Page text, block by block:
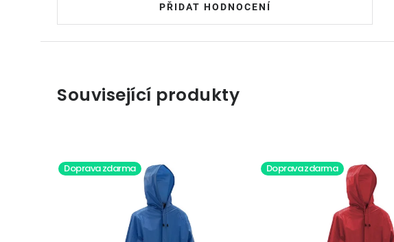
PŘIDAT HODNOCENÍ
Související produkty
Doprava zdarma Doprava zdarma